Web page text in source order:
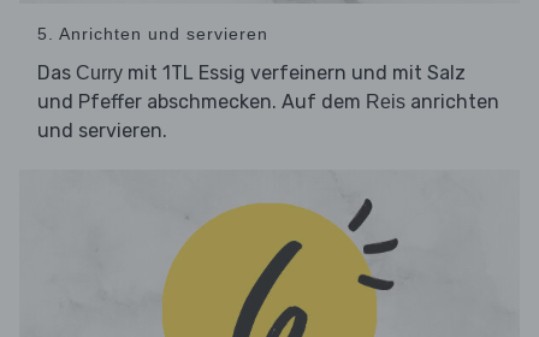
5. Anrichten und servieren
Das Curry mit 1TL Essig verfeinern und mit Salz
und Pfeffer abschmecken. Auf dem Reis anrichten
und servieren.